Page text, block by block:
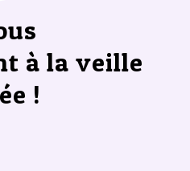
à la veille
!